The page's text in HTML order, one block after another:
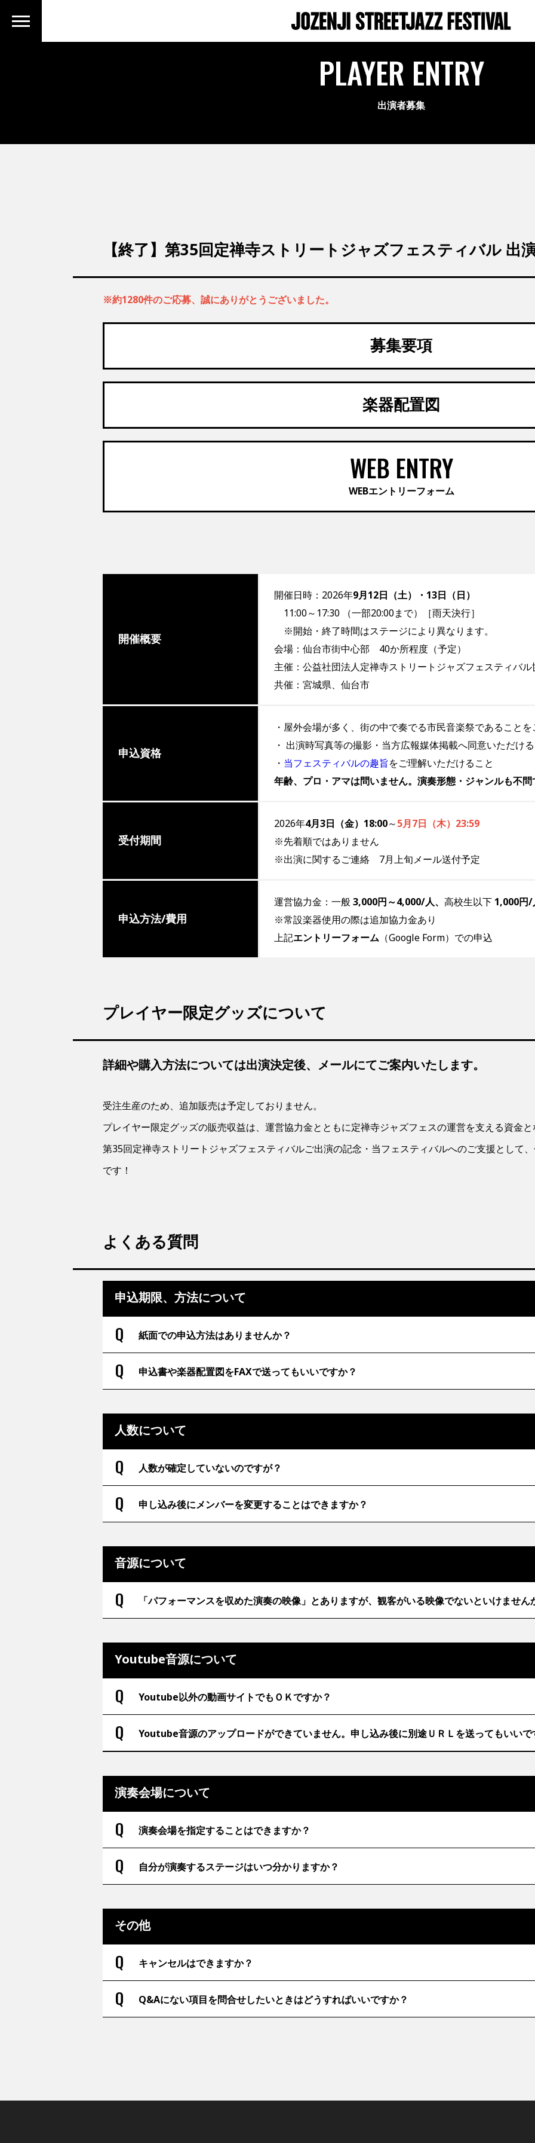
PLAYER ENTRY
出演者募集
【終了】第35回定禅寺ストリートジャズフェスティバル 出
※約1280件のご応募、誠にありがとうございました。
募集要項
楽器配置図
WEB ENTRY
WEBエントリーフォーム
開催概要
開催日時：2026年9月12日（土）・13日（日）
11:00～17:30 （一部20:00まで）［雨天決行］
※開始・終了時間はステージにより異なります。
会場：仙台市街中心部 40か所程度（予定）
主催：公益社団法人定禅寺ストリートジャズフェスティバル
共催：宮城県、仙台市
申込資格
・屋外会場が多く、街の中で奏でる市民音楽祭であること
・ 出演時写真等の撮影・当方広報媒体掲載へ同意いただけ
・ 当フェスティバルの趣旨をご理解いただけること
年齢、プロ・アマは問いません。演奏形態・ジャンルも不問
受付期間
2026年4月3日（金）18:00～5月7日（木）23:59
※先着順ではありません
※出演に関するご連絡 7月上旬メール送付予定
申込方法/費用
運営協力金：一般3,000円～4,000/人、 高校生以下 1,000
※常設楽器使用の際は追加協力金あり
上記エントリーフォーム （Google Form）での申込
プレイヤー限定グッズについて
詳細や購入方法については出演決定後、メールにてご案内いたします。
受注生産のため、追加販売は予定しておりません。
プレイヤー限定グッズの販売収益は、運営協力金とともに定禅寺ジャズフェスの運営を支える資金
第35回定禅寺ストリートジャズフェスティバルご出演の記念・当フェスティバルへのご支援として
です！
よくある質問
申込期限、方法について
紙面での申込方法はありませんか？
申込書や楽器配置図をFAXで送ってもいいですか？
人数について
人数が確定していないのですが？
申し込み後にメンバーを変更することはできますか？
音源について
「パフォーマンスを収めた演奏の映像」とありますが、観客がいる映像でないといけません
Youtube音源について
Youtube以外の動画サイトでもＯＫですか？
Youtube音源のアップロードができていません。申し込み後に別途ＵＲＬを送ってもいいで
演奏会場について
演奏会場を指定することはできますか？
自分が演奏するステージはいつ分かりますか？
その他
キャンセルはできますか？
Q&Aにない項目を問合せしたいときはどうすればいいですか？